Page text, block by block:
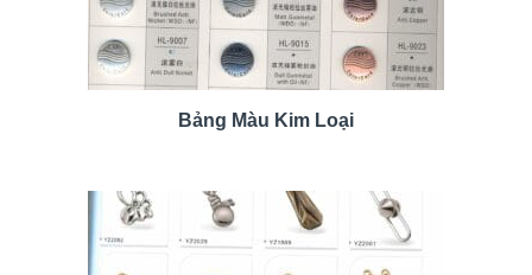
Bảng Màu Kim Loại